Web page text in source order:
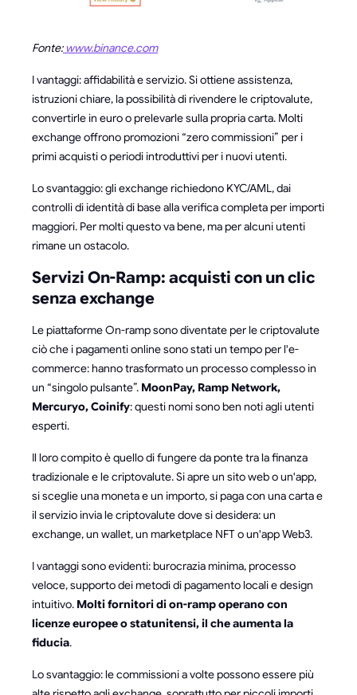
Fonte: www.binance.com
I vantaggi: affidabilità e servizio. Si ottiene assistenza,
istruzioni chiare, la possibilità di rivendere le criptovalute,
convertirle in euro o prelevarle sulla propria carta. Molti
exchange offrono promozioni “zero commissioni” per i
primi acquisti o periodi introduttivi per i nuovi utenti.
Lo svantaggio: gli exchange richiedono KYC/AML, dai
controlli di identità di base alla verifica completa per importi
maggiori. Per molti questo va bene, ma per alcuni utenti
rimane un ostacolo.
Servizi On-Ramp: acquisti con un clic
senza exchange
Le piattaforme On-ramp sono diventate per le criptovalute
ciò che i pagamenti online sono stati un tempo per l'e-
commerce: hanno trasformato un processo complesso in
un “singolo pulsante”. MoonPay, Ramp Network,
Mercuryo, Coinify: questi nomi sono ben noti agli utenti
esperti.
Il loro compito è quello di fungere da ponte tra la finanza
tradizionale e le criptovalute. Si apre un sito web o un'app,
si sceglie una moneta e un importo, si paga con una carta e
il servizio invia le criptovalute dove si desidera: un
exchange, un wallet, un marketplace NFT o un'app Web3.
I vantaggi sono evidenti: burocrazia minima, processo
veloce, supporto dei metodi di pagamento locali e design
intuitivo. Molti fornitori di on-ramp operano con
licenze europee o statunitensi, il che aumenta la
fiducia.
Lo svantaggio: le commissioni a volte possono essere più